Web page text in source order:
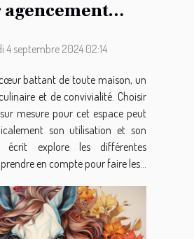
4 septembre 2024 02:14
battant de toute maison, un
et de convivialité. Choisir
mesure pour cet espace peut
son utilisation et son
écrit explore les différentes
en compte pour faire les...